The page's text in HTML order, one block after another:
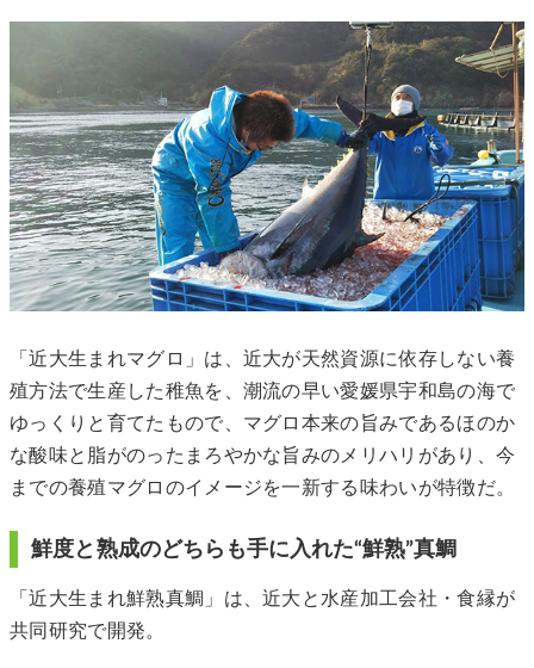
「近大生まれマグロ」は、近大が天然資源に依存しない養
殖方法で生産した稚魚を、潮流の早い愛媛県宇和島の海で
ゆっくりと育てたもので、マグロ本来の旨みであるほのか
な酸味と脂がのったまろやかな旨みのメリハリがあり、今
までの養殖マグロのイメージを一新する味わいが特徴だ。
鮮度と熟成のどちらも手に入れた“鮮熟”真鯛
「近大生まれ鮮熟真鯛」は、近大と水産加工会社・食縁が
共同研究で開発。